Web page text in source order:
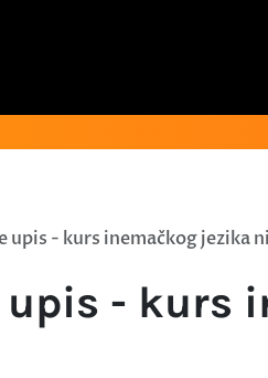
upis - kurs inemačkog jezika
- kurs